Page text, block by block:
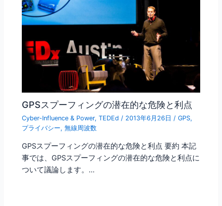
GPSスプーフィングの潜在的な危険と利点
Cyber-Influence & Power,TEDEd / 2013年6月26日 /GPS,
プライバシー,無線周波数
GPSスプーフィングの潜在的な危険と利点 要約 本記
事では、GPSスプーフィングの潜在的な危険と利点に
ついて議論します。…